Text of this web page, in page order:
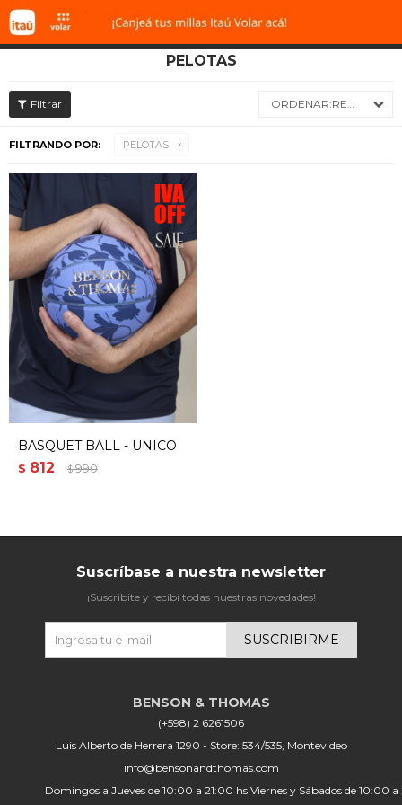
PELOTAS
RECIENTES
FILTRANDO POR: PELOTAS
BASQUET BALL - UNICO
$ 812 $ 990
(+598) 2 6261506
Luis Alberto de Herrera 1290 - Store: 534/535, Montevideo
info@bensonandthomas.com
Domingos a Jueves de 10:00 a 21:00 hs Viernes y Sábados de 10:00
Suscríbase a nuestra newsletter
¡Suscribite y recibí todas nuestras novedades!
SUSCRIBIRME